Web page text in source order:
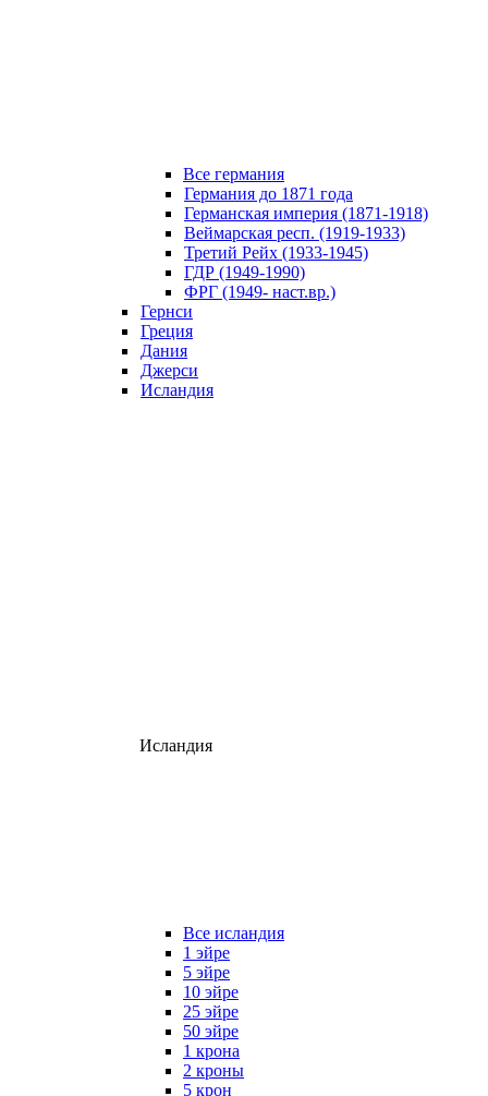
Все германия
Германия до 1871 года
Германская империя (1871-1918)
Веймарская респ. (1919-1933)
Третий Рейх (1933-1945)
ГДР (1949-1990)
ФРГ (1949- наст.вр.)
Гернси
Греция
Дания
Джерси
Исландия
Исландия
Все исландия
1 эйре
5 эйре
10 эйре
25 эйре
50 эйре
1 крона
2 кроны
5 крон